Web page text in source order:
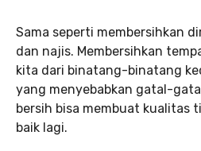
Sama seperti membersihkan
dan najis. Membersihkan
kita dari binatang-binatang
yang menyebabkan gatal-
bersih bisa membuat kualitas
baik lagi.